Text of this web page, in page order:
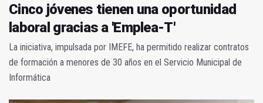
Cinco jóvenes tienen una oportunidad
laboral gracias a 'Emplea-T'
La iniciativa, impulsada por IMEFE, ha permitido realizar contratos
de formación a menores de 30 años en el Servicio Municipal de
Informática